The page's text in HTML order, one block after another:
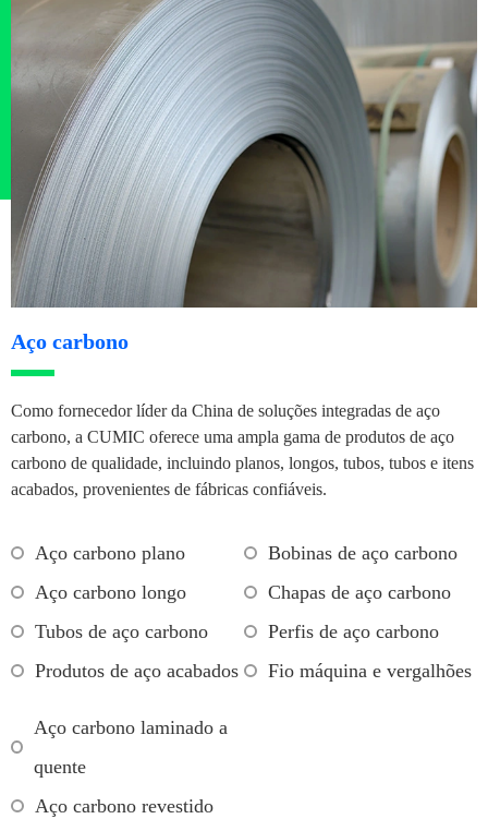
Aço carbono
Como fornecedor líder da China de soluções integradas de aço
carbono, a CUMIC oferece uma ampla gama de produtos de aço
carbono de qualidade, incluindo planos, longos, tubos, tubos e itens
acabados, provenientes de fábricas confiáveis.
Aço carbono plano
Aço carbono longo
Tubos de aço carbono
Produtos de aço acabados
Bobinas de aço carbono
Chapas de aço carbono
Perfis de aço carbono
Fio máquina e vergalhões
Aço carbono laminado a
quente
Aço carbono revestido